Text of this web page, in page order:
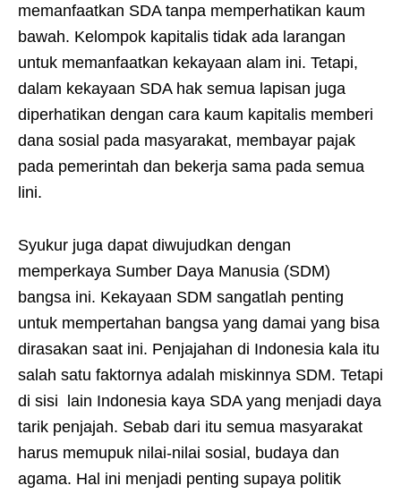
memanfaatkan SDA tanpa memperhatikan kaum
bawah. Kelompok kapitalis tidak ada larangan
untuk memanfaatkan kekayaan alam ini. Tetapi,
dalam kekayaan SDA hak semua lapisan juga
diperhatikan dengan cara kaum kapitalis memberi
dana sosial pada masyarakat, membayar pajak
pada pemerintah dan bekerja sama pada semua
lini.
Syukur juga dapat diwujudkan dengan
memperkaya Sumber Daya Manusia (SDM)
bangsa ini. Kekayaan SDM sangatlah penting
untuk mempertahan bangsa yang damai yang bisa
dirasakan saat ini. Penjajahan di Indonesia kala itu
salah satu faktornya adalah miskinnya SDM. Tetapi
di sisi lain Indonesia kaya SDA yang menjadi daya
tarik penjajah. Sebab dari itu semua masyarakat
harus memupuk nilai-nilai sosial, budaya dan
agama. Hal ini menjadi penting supaya politik